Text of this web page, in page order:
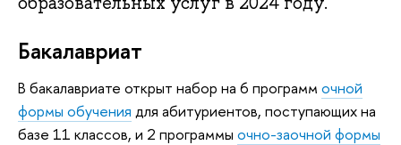
Бакалавриат
В бакалавриате открыт набор на 6 программ очной
формы обучения для абитуриентов, поступающих на
базе 11 классов, и 2 программы очно-заочной формы